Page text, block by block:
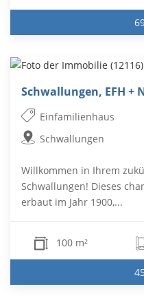
Schwallungen, EFH +
Einfamilienhaus
Schwallungen
Willkommen in Ihrem
Schwallungen! Dieses
erbaut im Jahr 1900,...
100 m²